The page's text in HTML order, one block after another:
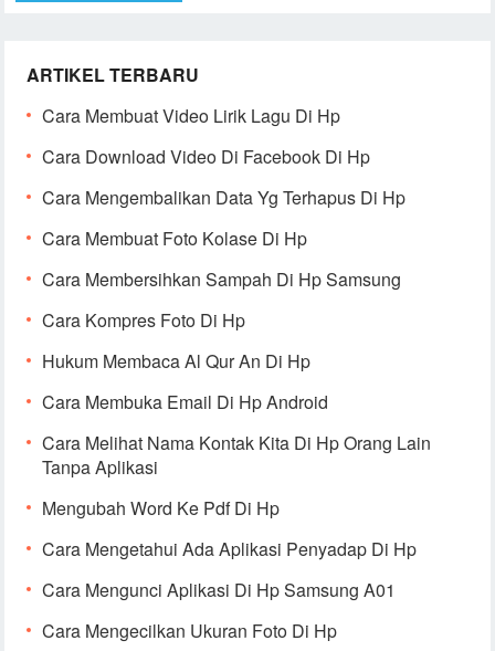
ARTIKEL TERBARU
Cara Membuat Video Lirik Lagu Di Hp
Cara Download Video Di Facebook Di Hp
Cara Mengembalikan Data Yg Terhapus Di Hp
Cara Membuat Foto Kolase Di Hp
Cara Membersihkan Sampah Di Hp Samsung
Cara Kompres Foto Di Hp
Hukum Membaca Al Qur An Di Hp
Cara Membuka Email Di Hp Android
Cara Melihat Nama Kontak Kita Di Hp Orang Lain
Tanpa Aplikasi
Mengubah Word Ke Pdf Di Hp
Cara Mengetahui Ada Aplikasi Penyadap Di Hp
Cara Mengunci Aplikasi Di Hp Samsung A01
Cara Mengecilkan Ukuran Foto Di Hp